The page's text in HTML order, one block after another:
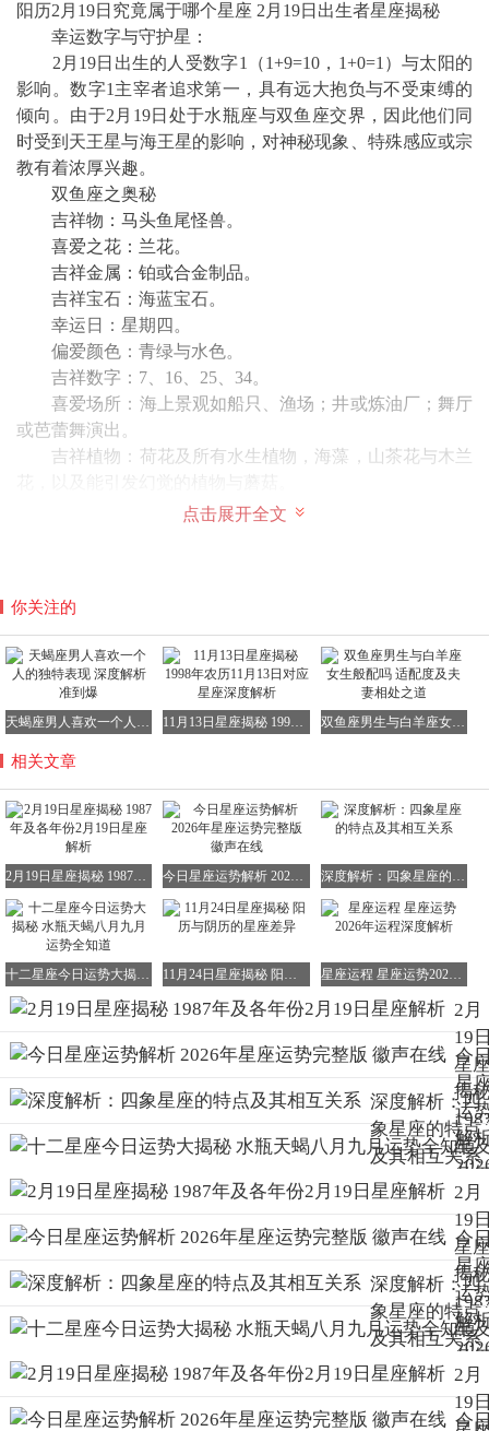
阳历2月19日究竟属于哪个星座 2月19日出生者星座揭秘
幸运数字与守护星：
2月19日出生的人受数字1（1+9=10，1+0=1）与太阳的
影响。数字1主宰者追求第一，具有远大抱负与不受束缚的
倾向。由于2月19日处于水瓶座与双鱼座交界，因此他们同
时受到天王星与海王星的影响，对神秘现象、特殊感应或宗
教有着浓厚兴趣。
双鱼座之奥秘
吉祥物：马头鱼尾怪兽。
喜爱之花：兰花。
吉祥金属：铂或合金制品。
吉祥宝石：海蓝宝石。
幸运日：星期四。
偏爱颜色：青绿与水色。
吉祥数字：7、16、25、34。
喜爱场所：海上景观如船只、渔场；井或炼油厂；舞厅
或芭蕾舞演出。
吉祥植物：荷花及所有水生植物，海藻，山茶花与木兰
居住环境建议：室内布置应有助于身心舒展
双鱼座（Pisces）的生日范围是2月19日至3月20日，作为黄
道十二宫的第十二宫，它坐落于水瓶座之东，白羊座之西。
作为十二宫的收尾星座，双鱼座集齐了前十一宫的所有特
质，既有优点也有缺点，其象征——两条游向相反的鱼，也
暗示了这一星座的矛盾与复杂。
双鱼座的人性情温和，易于亲近，他们不世故、不记仇，总
是为他人着想，心地善良且乐于助人，甚至不惜牺牲自己来
成全他人，即使面对不喜欢的任务也会尽力完成。他们天生
擅长隐忍，不懂得如何发脾气，但一旦忍无可忍，便会爆发
惊人的怒火。双鱼座是幻想家，浪漫而富有想象力，常常沉
浸在自己的美好世界中。
双鱼座的人为爱而生，但这也常常让他们被误解为重色轻
友。因为一旦陷入爱情，他们便会全身心投入，几乎忘记了
朋友的存在，只有在感情受挫时才会想起向朋友倾诉。因
此，他们很难在友情与爱情之间找到平衡，也很少能同时兼
顾两者。
点击展开全文
你关注的
天蝎座男人喜欢一个人的独特表现 深度解析准到爆 11月13日星座揭秘 1998年农历11月13日对应星座深度解析 双鱼座男生与白羊座女生般配吗 适配度及夫妻相处之道
相关文章
2月19日星座揭秘 1987年及各年份2月19日星座解析 今日星座运势解析 2026年星座运势完整版 徽声在线 深度解析：四象星座的特点及其相互关系
十二星座今日运势大揭秘 水瓶天蝎八月九月运势全知道 11月24日星座揭秘 阳历与阴历的星座差异 星座运程 星座运势2026年运程深度解析
2月
19
星
揭
年
各
份2
月
日
座
析
今
星
运
解
年
座
势
整
徽
在
深度解析：四
象星座的特点
及其相互关系
2月
19
星
揭
年
各
份2
月
今
星
运
解
年
座
深度解析：四
象星座的特点
及其相互关系
2月
19
今